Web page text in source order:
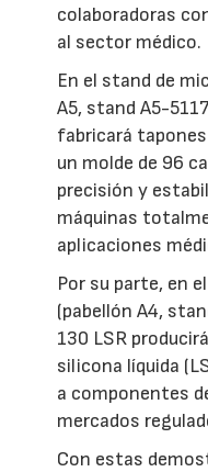
colaboradoras
al sector médico.
En el stand de
A5, stand A5-
fabricará
un molde de 96
precisión y
máquinas
aplicaciones
Por su parte, en
(pabellón A4,
130 LSR
silicona líquida
a componentes
mercados
Con estas